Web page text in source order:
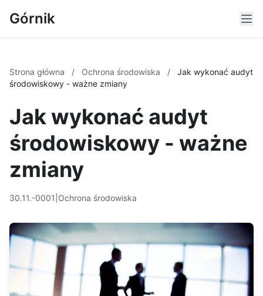
Górnik
Strona główna / Ochrona środowiska /
Jak wykonać audyt
środowiskowy - ważne zmiany
Jak wykonać audyt
środowiskowy - ważne
zmiany
30.11.-0001 Ochrona środowiska